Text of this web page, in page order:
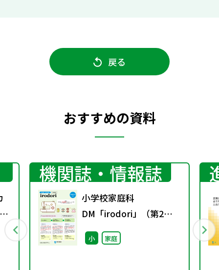
戻る
おすすめの資料
機関誌・情報誌
小学校家庭科
DM「irodori」（第2
号）
小 家庭